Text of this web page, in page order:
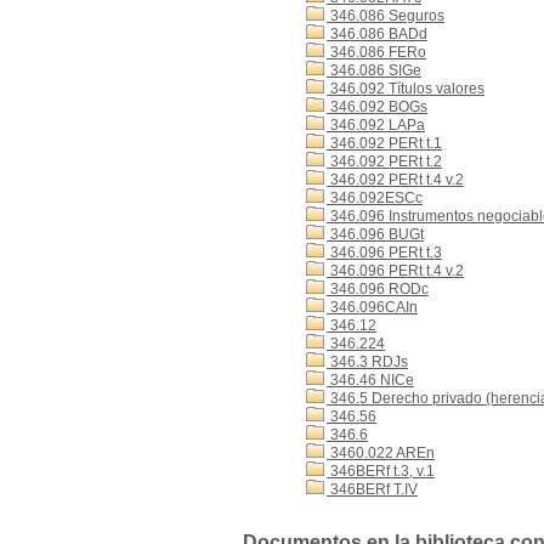
346.086 Seguros
346.086 BADd
346.086 FERo
346.086 SIGe
346.092 Títulos valores
346.092 BOGs
346.092 LAPa
346.092 PERt t.1
346.092 PERt t.2
346.092 PERt t.4 v.2
346.092ESCc
346.096 Instrumentos
346.096 BUGt
346.096 PERt t.3
346.096 PERt t.4 v.2
346.096 RODc
346.096CAIn
346.12
346.224
346.3 RDJs
346.46 NICe
346.5 Derecho privado
346.56
346.6
3460.022 AREn
346BERf t.3, v.1
346BERf T.IV